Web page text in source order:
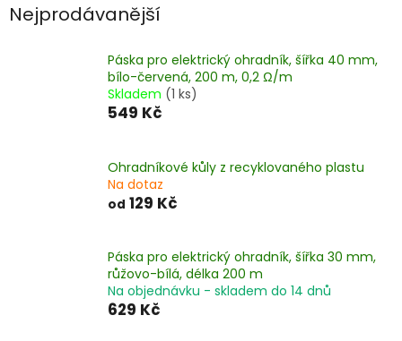
Nejprodávanější
Páska pro elektrický ohradník, šířka 40 mm,
bílo-červená, 200 m, 0,2 Ω/m
Skladem (1 ks)
549 Kč
Ohradníkové kůly z recyklovaného plastu
Na dotaz
od 129 Kč
Páska pro elektrický ohradník, šířka 30 mm,
růžovo-bílá, délka 200 m
Na objednávku - skladem do 14 dnů
629 Kč